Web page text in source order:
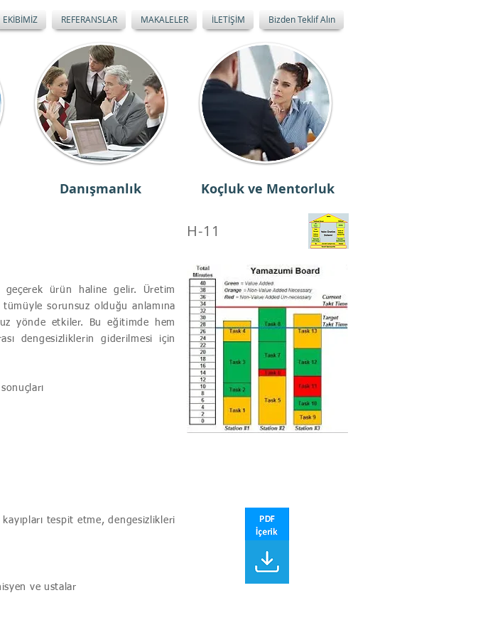
EKİBİMİZ REFERANSLAR MAKALELER İLETİŞİM Bizden Teklif Alın
Danışmanlık Koçluk ve Mentorluk
H-11
ürün haline gelir. Üretim
sorunsuz olduğu anlamına
yönde etkiler. Bu eğitimde hem
dengesizliklerin giderilmesi için
tespit etme, dengesizlikleri
ve ustalar